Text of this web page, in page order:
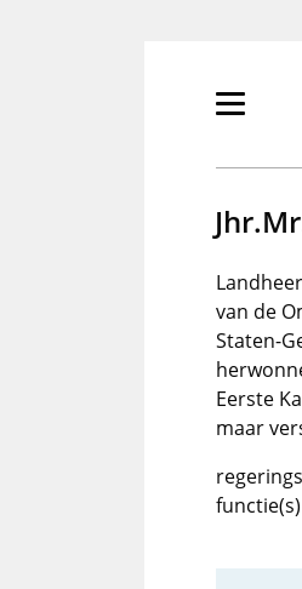
Primair
tonen/
van de
Staten-
Eerste
maar